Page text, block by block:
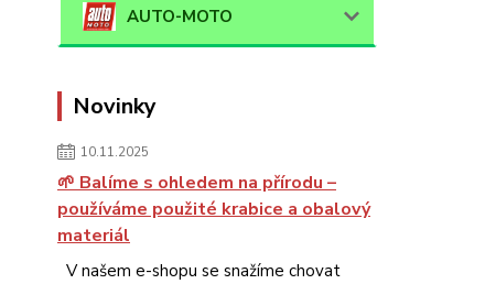
AUTO-MOTO
Novinky
10.11.2025
🌱 Balíme s ohledem na přírodu –
používáme použité krabice a obalový
materiál
V našem e-shopu se snažíme chovat